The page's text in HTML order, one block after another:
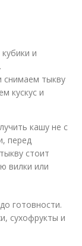
и
снимаем тыкву
кускус и
кашу не с
перед
стоит
вилки или
готовности.
сухофрукты и